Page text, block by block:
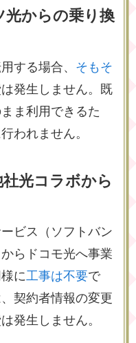
光からの乗り換
する場合、 そもそ
発生しません。既
ま利用できるた
われません。
光コラボから
ビス（ソフトバン
らドコモ光へ事業
に工事は不要で
契約者情報の変更
発生しません。